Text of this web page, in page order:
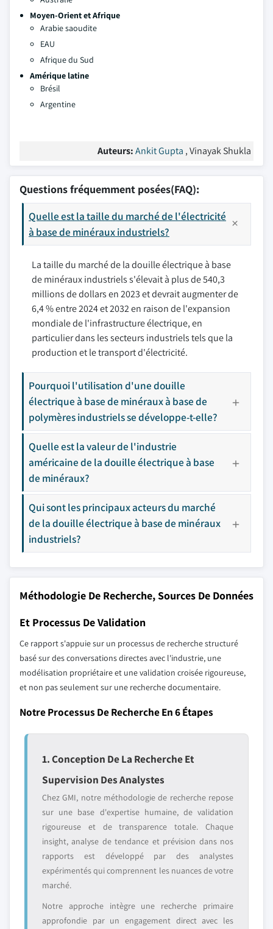
Moyen-Orient et Afrique
Arabie saoudite
EAU
Afrique du Sud
Amérique latine
Brésil
Argentine
Auteurs:Ankit Gupta , Vinayak Shukla
Questions fréquemment posées(FAQ):
Quelle est la taille du marché de l'électricité
à base de minéraux industriels?
La taille du marché de la douille électrique à base
de minéraux industriels s'élevait à plus de 540,3
millions de dollars en 2023 et devrait augmenter de
6,4 % entre 2024 et 2032 en raison de l'expansion
mondiale de l'infrastructure électrique, en
particulier dans les secteurs industriels tels que la
production et le transport d'électricité.
Pourquoi l'utilisation d'une douille
électrique à base de minéraux à base de
polymères industriels se développe-t-elle?
Quelle est la valeur de l'industrie
américaine de la douille électrique à base
de minéraux?
Qui sont les principaux acteurs du marché
de la douille électrique à base de minéraux
industriels?
Méthodologie De Recherche, Sources De Données
Et Processus De Validation
Ce rapport s'appuie sur un processus de recherche structuré
basé sur des conversations directes avec l'industrie, une
modélisation propriétaire et une validation croisée rigoureuse,
et non pas seulement sur une recherche documentaire.
Notre Processus De Recherche En 6 Étapes
1. Conception De La Recherche Et
Supervision Des Analystes
Chez GMI, notre méthodologie de recherche repose
sur une base d'expertise humaine, de validation
rigoureuse et de transparence totale. Chaque
insight, analyse de tendance et prévision dans nos
rapports est développé par des analystes
expérimentés qui comprennent les nuances de votre
marché.
Notre approche intègre une recherche primaire
approfondie par un engagement direct avec les